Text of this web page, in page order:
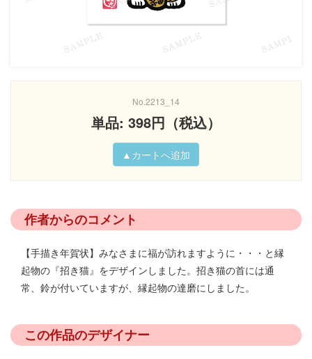
No.2213_14
単品: 398円（税込）
作者からのコメント
【手描き年賀状】みなさまに福が訪れますように・・・と縁
起物の『招き猫』をデザインしました。招き猫の首には通
常、鈴が付いていますが、縁起物の達磨にしました。
この作品のデザイナー